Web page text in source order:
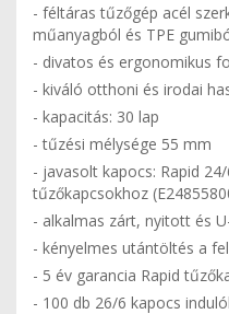
- féltáras tűzőgép acél
műanyagból és TPE
- divatos és ergonomikus
- kiváló otthoni és irodai
- kapacitás: 30 lap
- tűzési mélysége 55 mm
- javasolt kapocs: Rapid
tűzőkapcsokhoz
- alkalmas zárt, nyitott és
- kényelmes utántöltés a
- 5 év garancia Rapid
- 100 db 26/6 kapocs